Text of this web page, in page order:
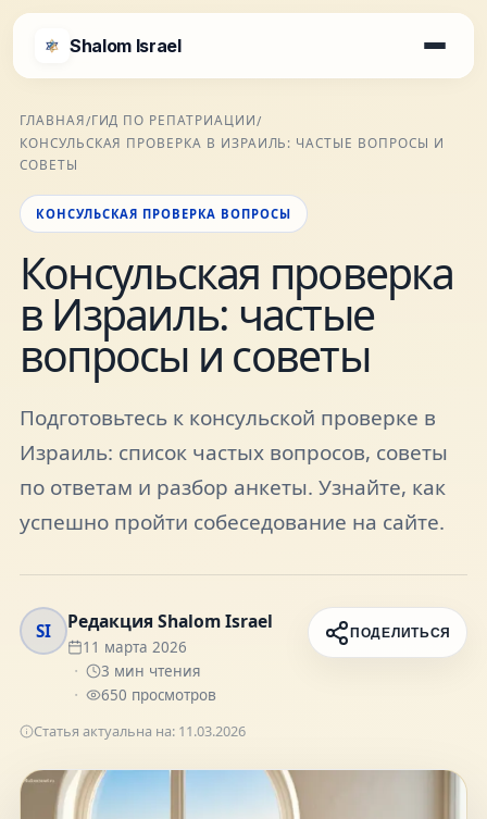
Shalom Israel
Блог
Афиша
Новости
Специалисты
Города
FAQ
Контакты
Присоединяйтесь к нам
Получайте актуальные новости и советы о
ГЛАВНАЯ/ГИД ПО РЕПАТРИАЦИИ/
КОНСУЛЬСКАЯ ПРОВЕРКА В ИЗРАИЛЬ: ЧАСТЫЕ ВОПРОСЫ И
СОВЕТЫ
КОНСУЛЬСКАЯ ПРОВЕРКА ВОПРОСЫ
Консульская проверка
в Израиль: частые
вопросы и советы
Подготовьтесь к консульской проверке в
Израиль: список частых вопросов, советы
по ответам и разбор анкеты. Узнайте, как
успешно пройти собеседование на сайте.
SI Редакция Shalom Israel
11 марта 2026
3 мин чтения
650 просмотров
ПОДЕЛИТЬСЯ
Статья актуальна на: 11.03.2026